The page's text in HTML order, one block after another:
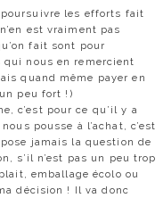
poursuivre les efforts fait
est vraiment pas
fait sont pour
qui nous en remercient
quand même payer en
peu fort !)
c’est pour ce qu’il y a
pousse à l’achat, c’est
jamais la question de
s’il n’est pas un peu trop
emballage écolo ou
décision ! Il va donc